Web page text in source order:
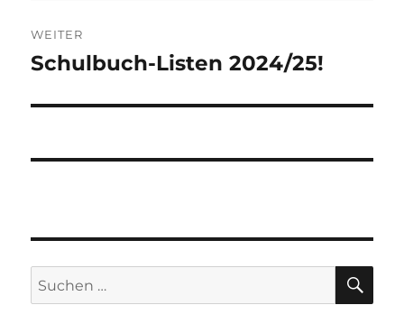
WEITER
Nächster
Schulbuch-Listen 2024/25!
Suchen
nach: